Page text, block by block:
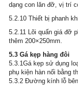
dạng con lăn đỡ, vị trí
5.2.10 Thiết bị phanh
5.2.11 Lõi quấn giá đỡ
thêm 200×250mm.
5.3 Gá kẹp hàng đôi
5.3.1Gá kẹp sử dụng
phụ kiện hàn nối bằng
5.3.2 Đường kính lỗ